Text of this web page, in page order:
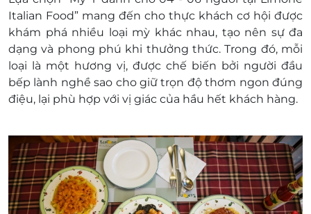
hàng được phục vụ lần sau.
Điện thoại: 0246.664.9168 (TTTM Royal City) /
0242.2200.288 (Vincom Center Bà Triệu)
Địa chỉ 01: Số B2 - R2 - 09 Vincom Royal City,
72A Nguyễn Trãi, Quận Thanh Xuân, Hà Nội.
Địa chỉ 02: Gian 01- L5 - Vincom Center 191 Bà
Triệu - Hai Bà Trưng - Hà Nội
Coupon
E-Voucher/E-Coupon không có giá trị quy đổi
thành tiền mặt, không trả lại tiền thừa.
Không áp dụng đồng thời với chương trình
khuyến mại khác.
Italian Food” mang đến cho thực khách cơ hội được
khám phá nhiều loại mỳ khác nhau, tạo nên sự đa
dạng và phong phú khi thưởng thức. Trong đó, mỗi
loại là một hương vị, được chế biến bởi người đầu
bếp lành nghề sao cho giữ trọn độ thơm ngon đúng
điệu, lại phù hợp với vị giác của hầu hết khách hàng.